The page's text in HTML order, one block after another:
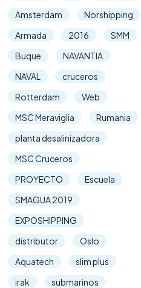
Amsterdam
Norshipping
Armada
2016
SMM
Buque
NAVANTIA
NAVAL
cruceros
Rotterdam
Web
MSC Meraviglia
Rumania
planta desalinizadora
MSC Cruceros
PROYECTO
Escuela
SMAGUA 2019
EXPOSHIPPING
distributor
Oslo
Aquatech
slim plus
irak
submarinos